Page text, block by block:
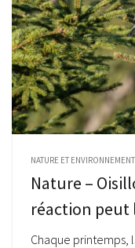
NATURE ET ENVIRONNEMENT
Nature –
réaction peut
Chaque printemps,